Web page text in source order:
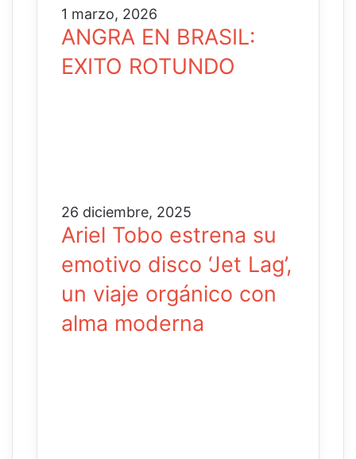
1 marzo, 2026
ANGRA EN BRASIL:
EXITO ROTUNDO
26 diciembre, 2025
Ariel Tobo estrena su
emotivo disco ‘Jet Lag’,
un viaje orgánico con
alma moderna